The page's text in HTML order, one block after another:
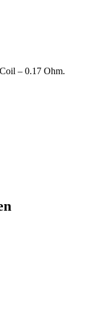
– 0.17 Ohm.